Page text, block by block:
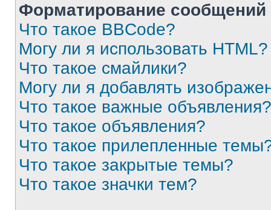
Форматирование
Что такое BBCode?
Могу ли я использовать HTML?
Что такое смайлики?
Могу ли я добавлять
Что такое важные объявления?
Что такое объявления?
Что такое прилепленные
Что такое закрытые темы?
Что такое значки тем?